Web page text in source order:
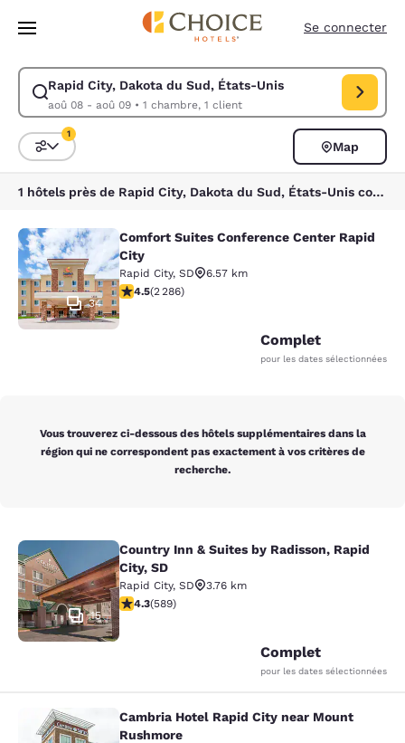
Sauter à Contenu Principal
Se connecter
Rapid City, Dakota du Sud, États-Unis
aoû 08 - aoû 09• 1 chambre, 1 client
Modifier la recherche pour Rapid City, Dakota du Sud, États-Unis.
Triez et filtrez
1
Map
1 hôtels près de Rapid City, Dakota du Sud, États-Unis correspondent à vos filtres
Comfort Suites Conference Center
34
Comfort Suites Conference Center Rapid
City
Rapid City, SD
6.57 km
4.55 étoiles. Excellent. 2286 commentaires
4.5(2 286)
Complet
pour les dates sélectionnées
Vous trouverez ci-dessous des hôtels supplémentaires dans la
région qui ne correspondent pas exactement à vos critères de
recherche.
Country Inn & Suites by Radisson,
15
Country Inn & Suites by Radisson, Rapid
City, SD
Rapid City, SD
3.76 km
4.33 étoiles. Excellent. 589 commentaires
4.3(589)
Complet
pour les dates sélectionnées
Cambria Hotel Rapid City near
Cambria Hotel Rapid City near Mount
Rushmore